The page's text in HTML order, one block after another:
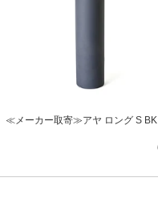
≪メーカー取寄≫アヤ ロング S BK